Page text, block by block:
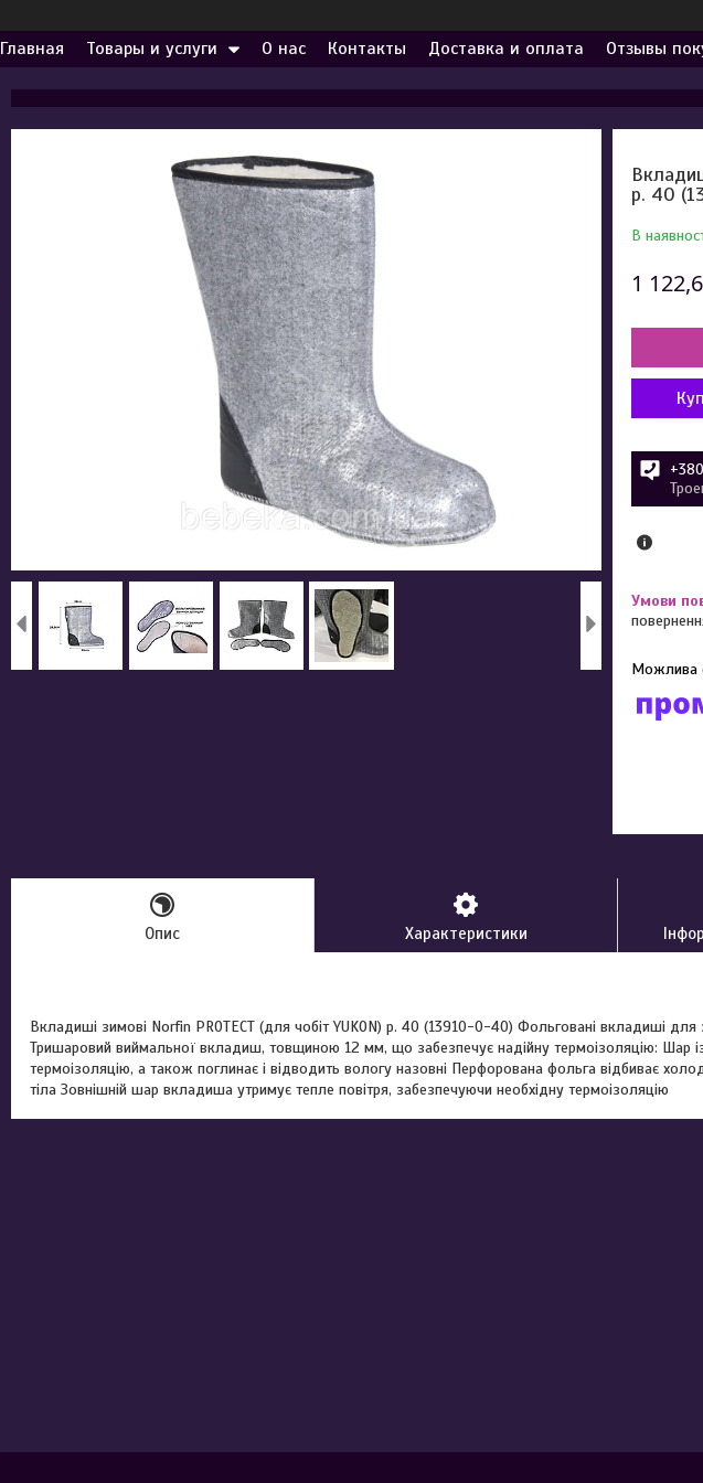
Главная Товары и услуги О нас Контакты Доставка и оплата Отзывы
р. 40
В
1
Опис Характеристики
Вкладиші зимові Norfin PROTECT (для чобіт YUKON) р. 40 (13910-0-40) Фольговані вкладиші для
Тришаровий виймальної вкладиш, товщиною 12 мм, що забезпечує надійну термоізоляцію: Шар
термоізоляцію, а також поглинає і відводить вологу назовні Перфорована фольга відбиває
тіла Зовнішній шар вкладиша утримує тепле повітря, забезпечуючи необхідну термоізоляцію